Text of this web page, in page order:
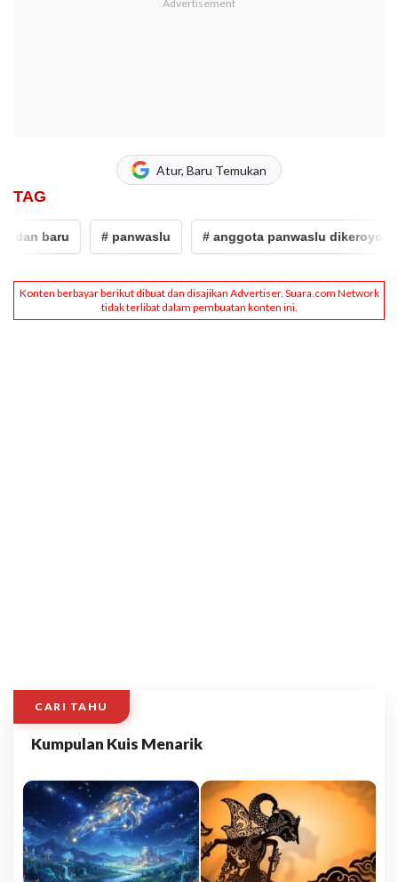
Atur, Baru Temukan
TAG
baru # panwaslu # anggota panwaslu dikeroyok
CARI TAHU
Kumpulan Kuis Menarik